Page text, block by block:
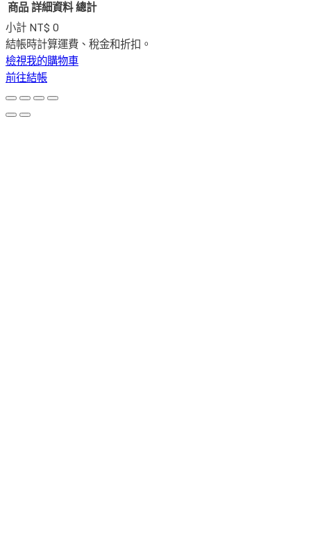
購
物
車
商
商品 詳細資料 總計
小計 NT$ 0
結帳時計算運費、稅金和折扣。
檢視我的購物車
前往結帳